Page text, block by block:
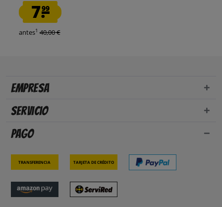
7.99
antes1 40,00 €
Empresa
Servicio
Pago
Transferencia Tarjeta de crédito